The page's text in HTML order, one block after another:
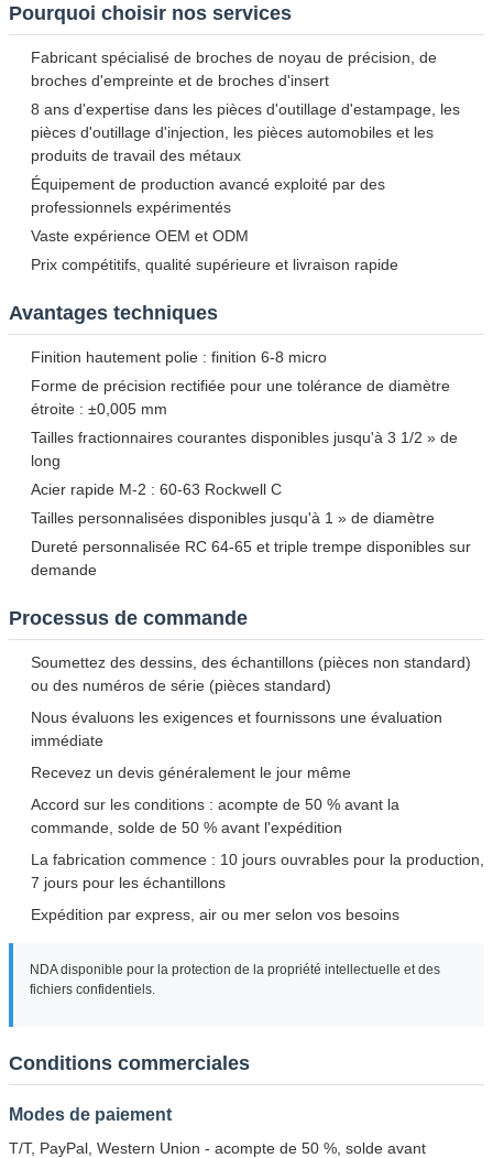
Pourquoi choisir nos services
Fabricant spécialisé de broches de noyau de précision, de
broches d'empreinte et de broches d'insert
8 ans d'expertise dans les pièces d'outillage d'estampage, les
pièces d'outillage d'injection, les pièces automobiles et les
produits de travail des métaux
Équipement de production avancé exploité par des
professionnels expérimentés
Vaste expérience OEM et ODM
Prix compétitifs, qualité supérieure et livraison rapide
Avantages techniques
Finition hautement polie : finition 6-8 micro
Forme de précision rectifiée pour une tolérance de diamètre
étroite : ±0,005 mm
Tailles fractionnaires courantes disponibles jusqu'à 3 1/2 » de
long
Acier rapide M-2 : 60-63 Rockwell C
Tailles personnalisées disponibles jusqu'à 1 » de diamètre
Dureté personnalisée RC 64-65 et triple trempe disponibles sur
demande
Processus de commande
Soumettez des dessins, des échantillons (pièces non standard)
ou des numéros de série (pièces standard)
Nous évaluons les exigences et fournissons une évaluation
immédiate
Recevez un devis généralement le jour même
Accord sur les conditions : acompte de 50 % avant la
commande, solde de 50 % avant l'expédition
La fabrication commence : 10 jours ouvrables pour la production,
7 jours pour les échantillons
Expédition par express, air ou mer selon vos besoins
NDA disponible pour la protection de la propriété intellectuelle et des
fichiers confidentiels.
Conditions commerciales
Modes de paiement
T/T, PayPal, Western Union - acompte de 50 %, solde avant